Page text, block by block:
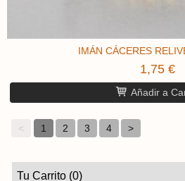
Tu Carrito (0)
IMÁN CÁCERES
1,75 €
Añadir a
< 1 2 3 4 >